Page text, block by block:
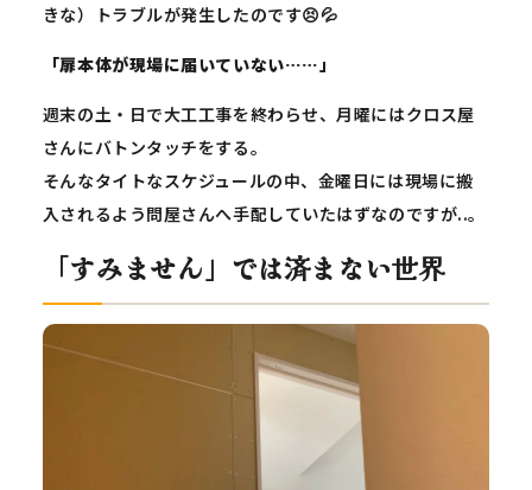
きな）トラブルが発生したのです😣💦
「扉本体が現場に届いていない……」
週末の土・日で大工工事を終わらせ、月曜にはクロス屋
さんにバトンタッチをする。
そんなタイトなスケジュールの中、金曜日には現場に搬
入されるよう問屋さんへ手配していたはずなのですが..。
「すみません」では済まない世界